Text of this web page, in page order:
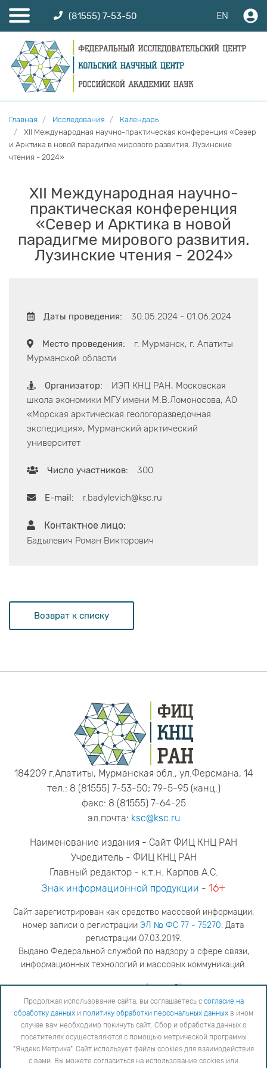
(81555) 7-53-50 EN
Главная Исследования
Календарь
XII Международная научно-практическая конференция «Север
и Арктика в новой парадигме мирового развития. Лузинские
чтения - 2024»
XII Международная научно-
практическая конференция
«Север и Арктика в новой
парадигме мирового развития.
Лузинские чтения - 2024»
Даты проведения: 30.05.2024 - 01.06.2024
Место проведения:
г. Мурманск, г. Апатиты
Мурманской области
Организатор:
ИЭП КНЦ РАН, Московская
школа экономики МГУ имени М.В.Ломоносова, АО
«Морская арктическая геологоразведочная
экспедиция», Мурманский арктический
университет
Число участников: 300
E-mail: r.badylevich@ksc.ru
Контактное лицо:
Бадылевич Роман Викторович
Возврат к списку
184209 г.Апатиты, Мурманская обл., ул.Ферсмана, 14
тел.: 8 (81555) 7-53-50; 79-5-95 (канц.)
факс: 8 (81555) 7-64-25
эл.почта: ksc@ksc.ru
Наименование издания - Сайт ФИЦ КНЦ РАН
Учредитель - ФИЦ КНЦ РАН
Главный редактор - к.т.н. Карпов А.С.
Знак информационной продукции - 16+
Сайт зарегистрирован как средство массовой информации;
номер записи о регистрации ЭЛ № ФС 77 - 75270. Дата
регистрации 07.03.2019.
Выдано Федеральной службой по надзору в сфере связи,
информационных технологий и массовых коммуникаций.
адрес редакцииya.stogova@ksc.ru
телефон редакции81555-79-516
Продолжая использование сайта, вы соглашаетесь с согласие на обработку данных
обработки персональных данных
в ином случае вам необходимо покинуть сайт. Сбор и обработка
данных о посетителях осуществляются с помощью метрической программы "Яндекс Метрика".
Сайт использует файлы cookies для взаимодействия с вами. Вы можете согласиться на
использование cookies или заблокировать их использование, изменив настройки вашего интернет-
Продолжая использование сайта, вы соглашаетесь с согласие на
обработку данных и политику обработки персональных данных в ином
случае вам необходимо покинуть сайт. Сбор и обработка данных о
посетителях осуществляются с помощью метрической программы
"Яндекс Метрика". Сайт использует файлы cookies для взаимодействия
с вами. Вы можете согласиться на использование cookies или